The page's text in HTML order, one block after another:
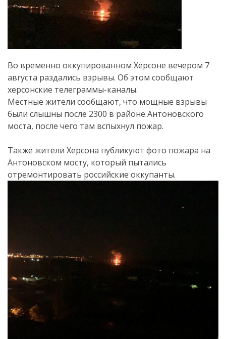
Во временно оккупированном Херсоне вечером 7
августа раздались взрывы. Об этом сообщают
херсонские телеграммы-каналы.
Местные жители сообщают, что мощные взрывы
были слышны после 2300 в районе Антоновского
моста, после чего там вспыхнул пожар.
Также жители Херсона публикуют фото пожара на
Антоновском мосту, который пытались
отремонтировать российские оккупанты.